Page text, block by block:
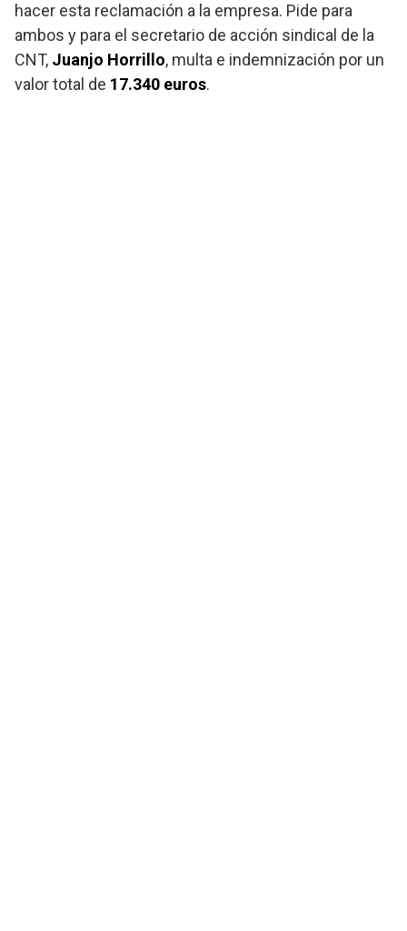
hacer esta reclamación a la empresa. Pide para
ambos y para el secretario de acción sindical de la
CNT, Juanjo Horrillo, multa e indemnización por un
valor total de 17.340 euros.